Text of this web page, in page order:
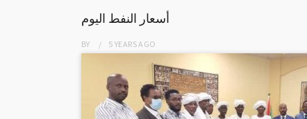
أسعار النفط اليوم
BY 5 YEARSAGO